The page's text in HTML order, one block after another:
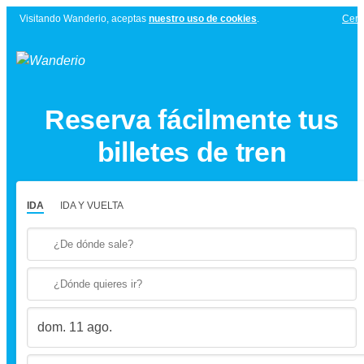
Visitando Wanderio, aceptas nuestro uso de cookies.
Reserva fácilmente tus
billetes de tren
IDA IDA Y VUELTA
the
down